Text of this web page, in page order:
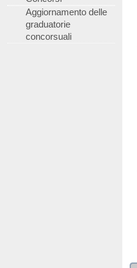
Aggiornamento delle
graduatorie
concorsuali